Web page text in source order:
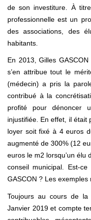
de son investiture. À
professionnelle est un
des associations, des
habitants.
En 2013, Gilles
s’en attribue tout le
(médecin) a pris la
contribué à la
profité pour dénoncer
injustifiée. En effet, il était
loyer soit fixé à 4 euros
augmenté de 300% (12
euros le m2 lorsqu’un élu
conseil municipal. Est-
GASCON ? Les
Toujours au cours de
Janvier 2019 et compte